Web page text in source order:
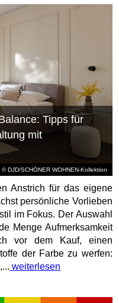
© DJD/SCHÖNER WOHNEN-Kollektion
Tipps für
mit
Anstrich für das eigene
persönliche Vorlieben
im Fokus. Der Auswahl
Menge Aufmerksamkeit
vor dem Kauf, einen
der Farbe zu werfen:
weiterlesen